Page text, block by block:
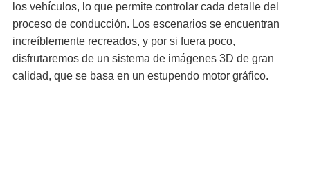
los vehículos, lo que permite controlar cada detalle del
proceso de conducción. Los escenarios se encuentran
increíblemente recreados, y por si fuera poco,
disfrutaremos de un sistema de imágenes 3D de gran
calidad, que se basa en un estupendo motor gráfico.